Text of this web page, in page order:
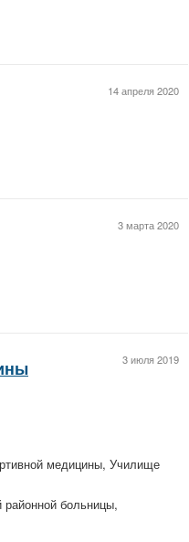
14 апреля 2020
3 марта 2020
3 июля 2019
медицины, Училище
районной больницы,